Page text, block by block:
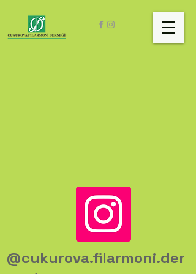
@cukurova.filarmoni.der